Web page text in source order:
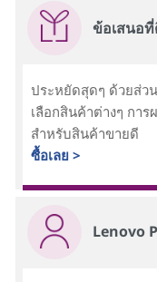
ข้อเสนอ
ประหยัดสุดๆ ด้วยส่ว
เลือกสินค้าต่างๆ กา
สำหรับสินค้าขายดี
ซื้อเลย >
Lenovo